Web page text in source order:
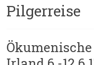
in
Pilgerreise